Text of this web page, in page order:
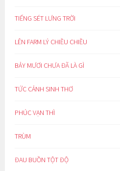
TIẾNG SÉT LƯNG TRỜI
LÊN FARM LÝ CHIỀU CHIỀU
BẢY MƯƠI CHƯA ĐÃ LÀ GÌ
TỨC CẢNH SINH THƠ
PHÚC VẠN THÌ
TRÙM
ĐAU BUỒN TỘT ĐỘ